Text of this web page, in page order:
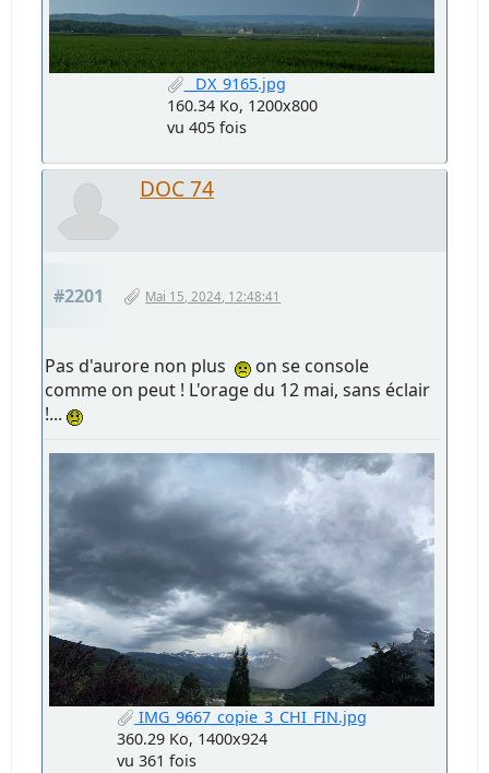
_DX_9165.jpg
160.34 Ko, 1200x800
vu 405 fois
DOC 74
#2201 Mai 15, 2024, 12:48:41
Pas d'aurore non plus
on se console
comme on peut ! L'orage du 12 mai, sans éclair
!...
IMG_9667_copie_3_CHI_FIN.jpg
360.29 Ko, 1400x924
vu 361 fois